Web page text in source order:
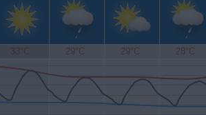
33°C 29°C 29°C 28°C